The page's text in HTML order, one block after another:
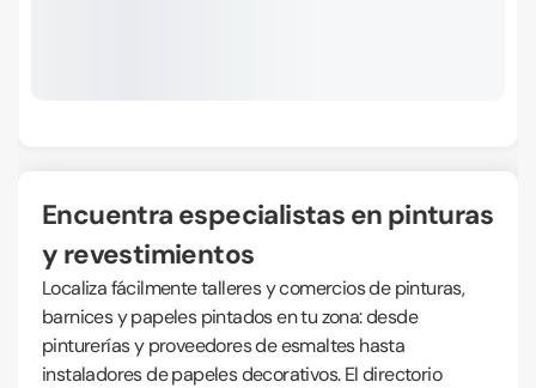
Encuentra especialistas en pinturas
y revestimientos
Localiza fácilmente talleres y comercios de pinturas,
barnices y papeles pintados en tu zona: desde
pinturerías y proveedores de esmaltes hasta
instaladores de papeles decorativos. El directorio